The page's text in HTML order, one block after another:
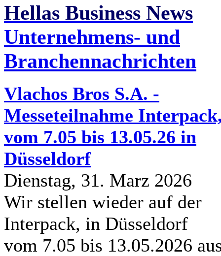
Hellas Business News
Unternehmens- und
Branchennachrichten
Vlachos Bros S.A. -
Messeteilnahme
vom 7.05 bis 13.05.26 in
Düsseldorf
Dienstag, 31. Marz 2026
Wir stellen wieder auf der
Interpack, in Düsseldorf
vom 7.05 bis 13.05.2026